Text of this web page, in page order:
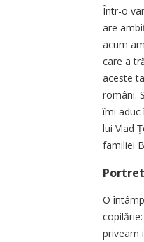
Într-o
are
acum
care a
aceste
români.
îmi aduc
lui Vlad
familiei
O
priveam